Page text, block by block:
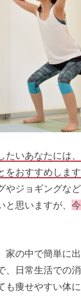
たいあなたには
をおすすめします
やジョギングな
と思いますが、
家の中で簡単に
、日常生活での
も痩せやすい体